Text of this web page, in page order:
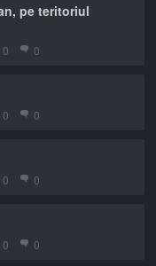
pe teritoriul
0 0
0 0
0 0
0 0